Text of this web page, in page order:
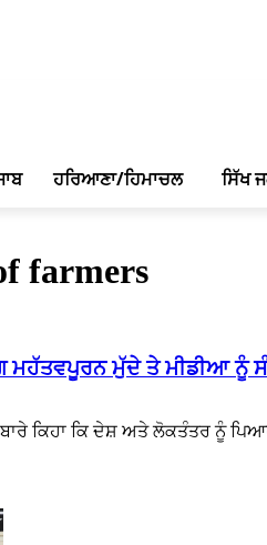
ਹਰਿਆਣਾ/ਹਿਮਾਚਲ ਸਿੱਖ
farmers
ਮੁੱਦੇ ਤੇ ਮੀਡੀਆ ਨੂੰ
ਕਿਹਾ ਕਿ ਦੇਸ਼ ਅਤੇ ਲੋਕਤੰਤਰ ਨੂੰ